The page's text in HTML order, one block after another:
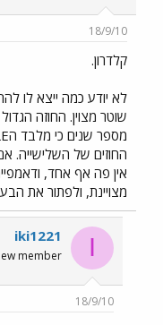
18/9/10
קלדרון.
לא יודע כמה ייצא לו
שוטר מצוין. החוזה
החוזים של השלישייה.
אין פה אף אחד,
מצויינת, ולפתור את
I
iki1221
member
18/9/10